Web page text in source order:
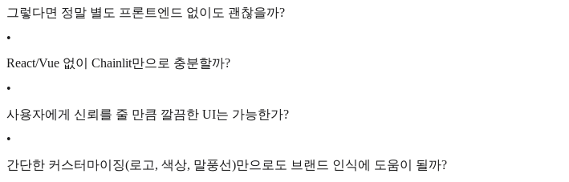
그렇다면 정말 별도 프론트엔드 없이도 괜찮을까?
•
React/Vue 없이 Chainlit만으로 충분할까?
•
사용자에게 신뢰를 줄 만큼 깔끔한 UI는 가능한가?
•
간단한 커스터마이징(로고, 색상, 말풍선)만으로도 브랜드 인식에 도움이 될까?